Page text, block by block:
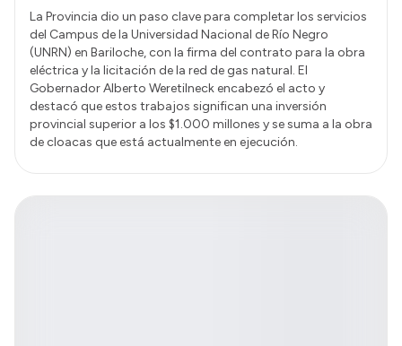
La Provincia dio un paso clave para completar los servicios
del Campus de la Universidad Nacional de Río Negro
(UNRN) en Bariloche, con la firma del contrato para la obra
eléctrica y la licitación de la red de gas natural. El
Gobernador Alberto Weretilneck encabezó el acto y
destacó que estos trabajos significan una inversión
provincial superior a los $1.000 millones y se suma a la obra
de cloacas que está actualmente en ejecución.